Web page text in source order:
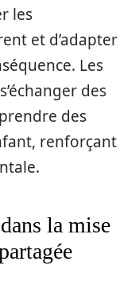
les
et d’adapter
Les
des
des
renforçant
la mise